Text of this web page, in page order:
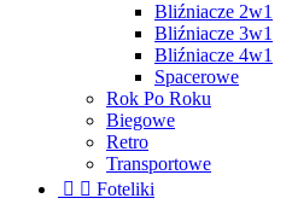
Bliźniacze 2w1
Bliźniacze 3w1
Bliźniacze 4w1
Spacerowe
Rok Po Roku
Biegowe
Retro
Transportowe
  Foteliki